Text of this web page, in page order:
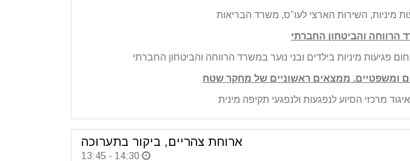
מיניות, השירות הארצי לעו"ס, משרד הבריאות
הרווחה והביטחון החברתי
פגיעות מיניות בילדים ובני נוער במשרד הרווחה והביטחון החברתי
ומשפטיים. ממצאים ראשוניים של מחקר שטח
מרכזי הסיוע לנפגעות ולנפגעי תקיפה מינית
ארוחת צהריים, ביקור בתערוכה
13:45 - 14:30